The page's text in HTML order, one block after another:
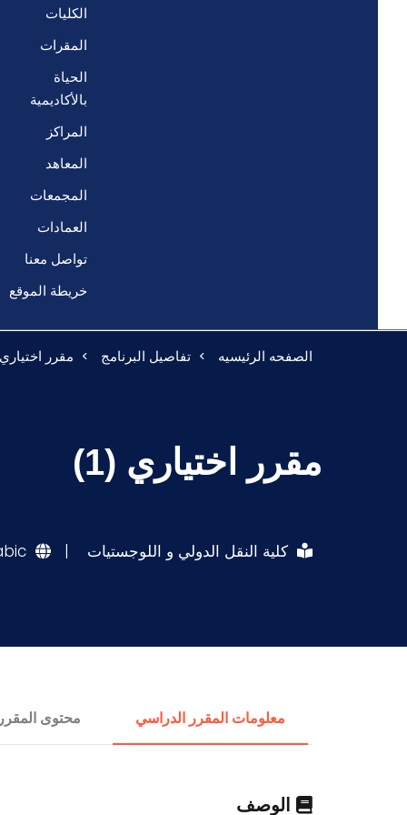
الكليات
المقرات
الحياة
بالأكاديمية
المراكز
المعاهد
المجمعات
العمادات
تواصل معنا
خريطة الموقع
الصفحه الرئيسيه تفاصيل البرنامج مقرر اختياري
مقرر اختياري (1)
كلية النقل الدولي و اللوجستيات |
معلومات المقرر الدراسي محتوى
الوصف